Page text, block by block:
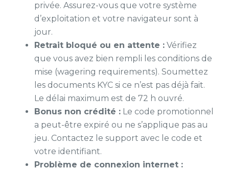
privée. Assurez-vous que votre système
d’exploitation et votre navigateur sont à
jour.
Retrait bloqué ou en attente :Vérifiez
que vous avez bien rempli les conditions de
mise (wagering requirements). Soumettez
les documents KYC si ce n’est pas déjà fait.
Le délai maximum est de 72 h ouvré.
Bonus non crédité :Le code promotionnel
a peut-être expiré ou ne s’applique pas au
jeu. Contactez le support avec le code et
votre identifiant.
Problème de connexion internet :